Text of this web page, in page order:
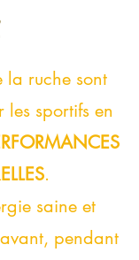
la ruche sont
les sportifs en
.
saine et
avant, pendant